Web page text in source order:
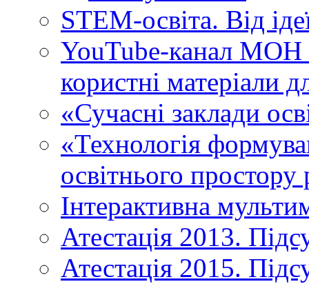
STEM-освіта. Від
YouTube-канал МОН
користні матеріали
«Сучасні заклади
«Технологія
освітнього простору
Інтерактивна
Атестація 2013.
Атестація 2015.